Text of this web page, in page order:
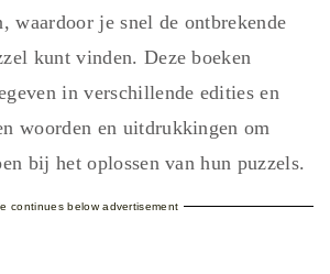
waardoor je snel de ontbrekende
kunt vinden. Deze boeken
in verschillende edities en
woorden en uitdrukkingen om
bij het oplossen van hun puzzels.
continues below advertisement